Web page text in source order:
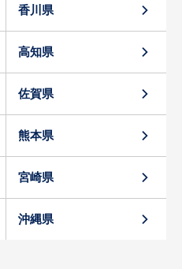
香川県
高知県
佐賀県
熊本県
宮崎県
沖縄県